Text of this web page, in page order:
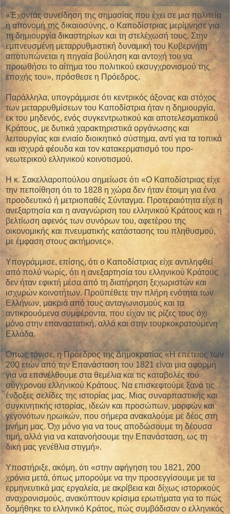
«Έχοντας συνείδηση της σημασίας που έχει σε μια πολιτεία
η απονομή της δικαιοσύνης, ο Καποδίστριας μερίμνησε για
τη δημιουργία δικαστηρίων και τη στελέχωσή τους. Στην
εμπνευσμένη μεταρρυθμιστική δυναμική του Κυβερνήτη
αποτυπώνεται η πηγαία βούληση και αντοχή του να
προωθήσει το αίτημα του πολιτικού εκσυγχρονισμού της
εποχής του», πρόσθεσε η Πρόεδρος.
Παράλληλα, υπογράμμισε ότι κεντρικός άξονας και στόχος
των μεταρρυθμίσεων του Καποδίστρια ήταν η δημιουργία,
εκ του μηδενός, ενός συγκεντρωτικού και αποτελεσματικού
Κράτους, με δυτικά χαρακτηριστικά οργάνωσης και
λειτουργίας και ενιαίο διοικητικό σύστημα, αντί για τα τοπικά
και ισχυρά φέουδα και τον κατακερματισμό του προ-
νεωτερικού ελληνικού κοινοτισμού.
Η κ. Σακελλαροπούλου σημείωσε ότι «Ο Καποδίστριας είχε
την πεποίθηση ότι το 1828 η χώρα δεν ήταν έτοιμη για ένα
προοδευτικό ή μετριοπαθές Σύνταγμα. Προτεραιότητα είχε η
ανεξαρτησία και η αναγνώριση του ελληνικού Κράτους και η
βελτίωση αφενός των συνόρων του, αφετέρου της
οικονομικής και πνευματικής κατάστασης του πληθυσμού,
με έμφαση στους ακτήμονες».
Υπογράμμισε, επίσης, ότι ο Καποδίστριας είχε αντιληφθεί
από πολύ νωρίς, ότι η ανεξαρτησία του ελληνικού Κράτους
δεν ήταν εφικτή μέσα από τη διατήρηση ξεχωριστών και
ισχυρών κοινοτήτων. Προϋπέθετε την πλήρη ενότητα των
Ελλήνων, μακριά από τους ανταγωνισμούς και τα
αντικρουόμενα συμφέροντα, που είχαν τις ρίζες τους όχι
μόνο στην επαναστατική, αλλά και στην τουρκοκρατούμενη
Ελλάδα.
Όπως τόνισε, η Πρόεδρος της Δημοκρατίας «Η επέτειος των
200 ετών από την Επανάσταση του 1821 είναι μια αφορμή
για να επανέλθουμε στα θεμέλια και τις καταβολές του
σύγχρονου ελληνικού Κράτους. Να επισκεφτούμε ξανά τις
ένδοξες σελίδες της ιστορίας μας. Μιας συναρπαστικής και
συγκινητικής ιστορίας, ιδεών και προσώπων, μορφών και
γεγονότων ηρωικών, που σήμερα ανακαλούμε με δέος στη
μνήμη μας. Όχι μόνο για να τους αποδώσουμε τη δέουσα
τιμή, αλλά για να κατανοήσουμε την Επανάσταση, ως τη
δική μας γενέθλια στιγμή».
Υποστήριξε, ακόμη, ότι «στην αφήγηση του 1821, 200
χρόνια μετά, όπως μπορούμε να την προσεγγίσουμε με τα
ερμηνευτικά μας εργαλεία, με ακρίβεια και δίχως ιστορικούς
αναχρονισμούς, ανακύπτουν κρίσιμα ερωτήματα για το πώς
δομήθηκε το ελληνικό Κράτος, πώς συμβάδισαν ο ελληνικός